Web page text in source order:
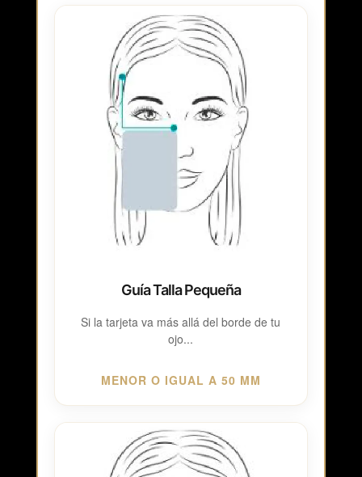
Guía Talla Pequeña
Si la tarjeta va más allá del borde de tu
ojo...
MENOR O IGUAL A 50 MM